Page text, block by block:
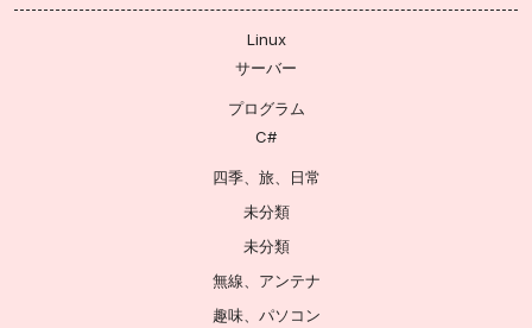
Linux
サーバー
プログラム
C#
四季、旅、日常
未分類
未分類
無線、アンテナ
趣味、パソコン